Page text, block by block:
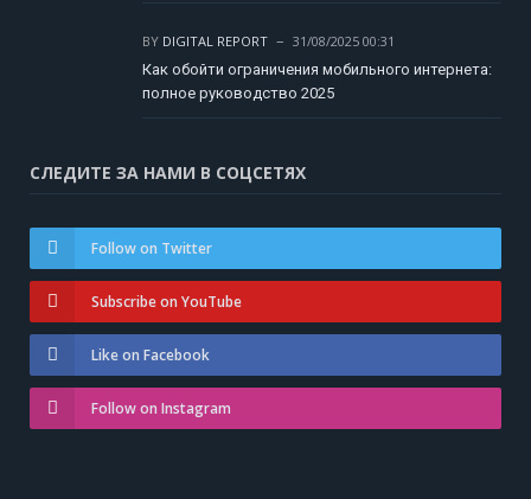
BY DIGITAL REPORT
31/08/2025 00:31
Как обойти ограничения мобильного интернета:
полное руководство 2025
СЛЕДИТЕ ЗА НАМИ В СОЦСЕТЯХ
Follow on Twitter
Subscribe on YouTube
Like on Facebook
Follow on Instagram